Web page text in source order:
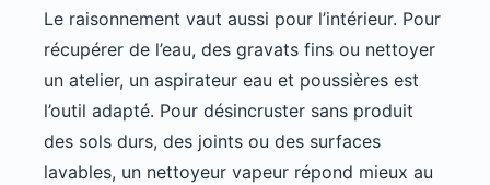
Le raisonnement vaut aussi pour l’intérieur. Pour
récupérer de l’eau, des gravats fins ou nettoyer
un atelier, un aspirateur eau et poussières est
l’outil adapté. Pour désincruster sans produit
des sols durs, des joints ou des surfaces
lavables, un nettoyeur vapeur répond mieux au